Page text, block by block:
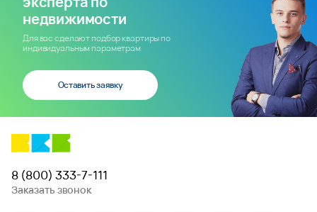
недвижимости
Для вас сделают подбор квартиры по
индивидуальным параметрам
Оставить заявку
8 (800) 333-7-111
Заказать звонок